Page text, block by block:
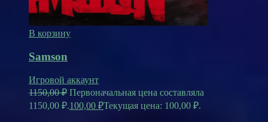
В корзину
Samson
Игровой аккаунт
1150,00₽ Первоначальная цена составляла
1150,00 ₽.100,00 ₽Текущая цена: 100,00 ₽.